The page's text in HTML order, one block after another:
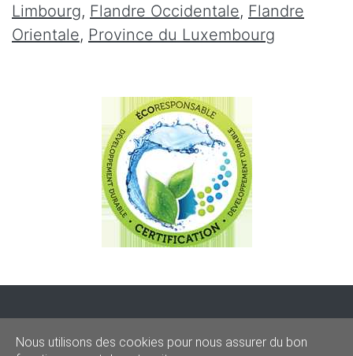
Limbourg, Flandre Occidentale, Flandre
Orientale, Province du Luxembourg
© 2020–2026sos-graffitis.be
Nous utilisons des cookies pour nous assurer du bon